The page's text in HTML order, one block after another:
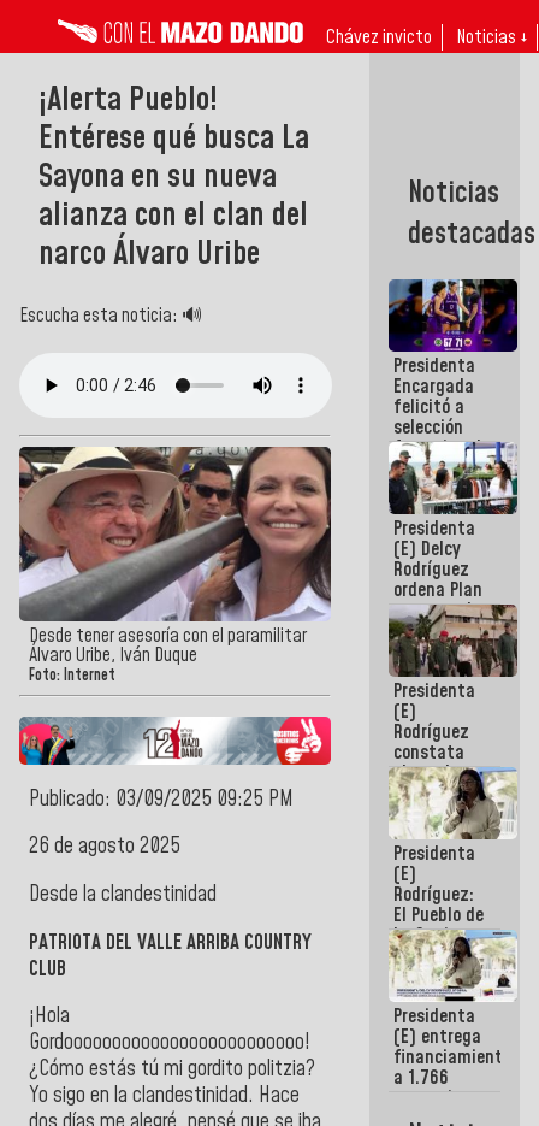
Chávez invicto Noticias ↓
¡Alerta Pueblo!
Entérese qué busca La
Sayona en su nueva
alianza con el clan del
narco Álvaro Uribe
Escucha esta noticia: 🔊
Desde tener asesoría con el paramilitar
Álvaro Uribe, Iván Duque
Foto: Internet
Publicado: 03/09/2025 09:25 PM
26 de agosto 2025
Desde la clandestinidad
PATRIOTA DEL VALLE ARRIBA COUNTRY
CLUB
¡Hola
Gordooooooooooooooooooooooooo!
¿Cómo estás tú mi gordito politzia?
Yo sigo en la clandestinidad. Hace
Noticias
destacadas
Presidenta
Encargada
felicitó a
selección
femenina de
baloncesto
por su
clasificación
a la
AmeriCup
2027
Presidenta
(E) Delcy
Rodríguez
ordena Plan
maestro de
desarrollo
logístico y
turístico
para La
Guaira
Presidenta
(E)
Rodríguez
constata
obras de
rehabilitación
de Escuela
Militar de
Mamo en La
Guaira
Presidenta
(E)
Rodríguez:
El Pueblo de
La Guaira
siempre
estará
acompañada
por el
Gobierno
Nacional
Presidenta
(E) entrega
financiamientos
a 1.766
comerciantes